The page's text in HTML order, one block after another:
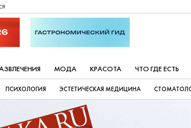
МОДА КРАСОТА ЧТО ГДЕ ЕСТЬ
ПСИХОЛОГИЯ ЭСТЕТИЧЕСКАЯ МЕДИЦИНА